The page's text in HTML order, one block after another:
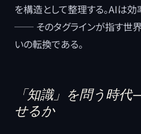
を構造として整理する。AIは
── そのタグラインが指す世
いの転換である。
「知識」を問う時代
せるか